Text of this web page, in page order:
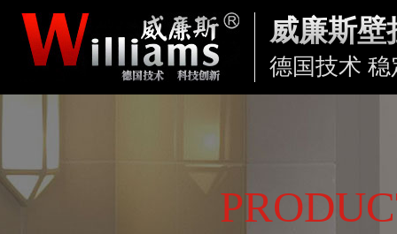
威廉斯壁
德国技术 稳